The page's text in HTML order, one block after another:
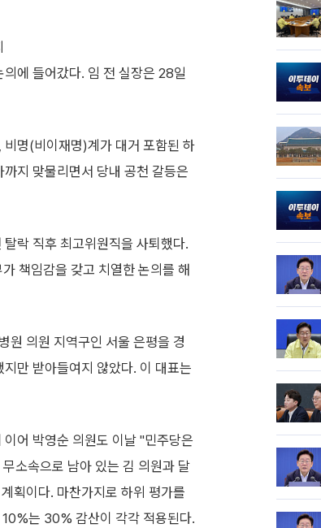
에 들어갔다. 임 전 실장은 28일
비명(비이재명)계가 대거 포함된 하
지 맞물리면서 당내 공천 갈등은
락 직후 최고위원직을 사퇴했다.
책임감을 갖고 치열한 논의를 해
원 의원 지역구인 서울 은평을 경
만 받아들여지 않았다. 이 대표는
어 박영순 의원도 이날 "민주당은
소속으로 남아 있는 김 의원과 달
획이다. 마찬가지로 하위 평가를
는 30% 감산이 각각 적용된다.